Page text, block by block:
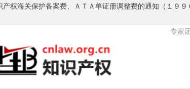
产权海关保护备案费、ＡＴＡ单证册调整费的通知（１
专家